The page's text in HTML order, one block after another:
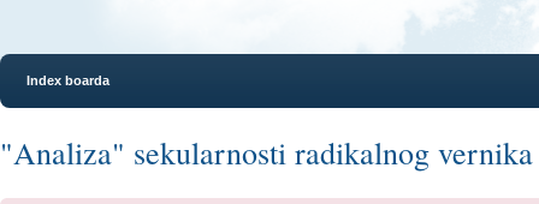
Index boarda
"Analiza" sekularnosti radikalnog vernika